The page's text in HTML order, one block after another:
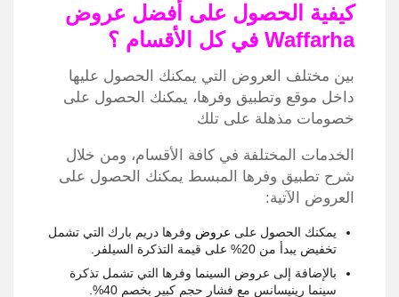
كيفية الحصول على أفضل عروض
Waffarha في كل الأقسام ؟
بين مختلف العروض التي يمكنك الحصول عليها
داخل موقع وتطبيق وفرها، يمكنك الحصول على
خصومات مذهلة على تلك
الخدمات المختلفة في كافة الأقسام، ومن خلال
شرح تطبيق وفرها المبسط يمكنك الحصول على
العروض الآتية:
يمكنك الحصول على عروض وفرها دريم بارك التي تشمل
تخفيض يبدأ من 20% على قيمة التذكرة السيلفر.
بالإضافة إلى عروض السينما وفرها التي تشمل تذكرة
سينما رينيسانس مع فشار حجم كبير بخصم 40%.